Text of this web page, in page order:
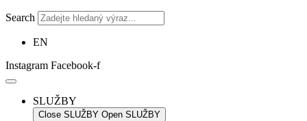
Search
EN
Instagram Facebook-f
SLUŽBY
Close SLUŽBY Open SLUŽBY